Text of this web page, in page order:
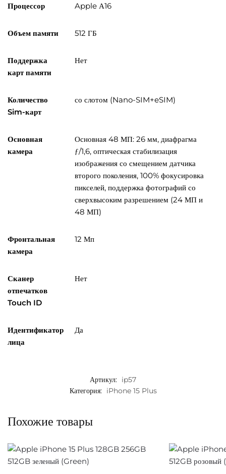
Процессор Apple А16
Объем памяти 512 ГБ
Поддержка
карт памяти
Нет
Количество
Sim-карт
со слотом (Nano-SIM+eSIM)
Основная
камера
Основная 48 МП: 26 мм, диафрагма
ƒ/1,6, оптическая стабилизация
изображения со смещением датчика
второго поколения, 100% фокусировка
пикселей, поддержка фотографий со
сверхвысоким разрешением (24 МП и
48 МП)
Фронтальная
камера
12 Мп
Сканер
отпечатков
Touch ID
Нет
Идентификатор
лица
Да
Артикул: ip57
Категория: iPhone 15 Plus
Похожие товары